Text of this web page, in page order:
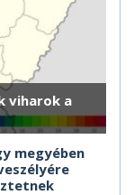
viharok a
megyében